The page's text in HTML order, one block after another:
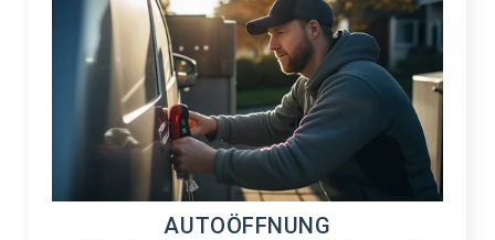
AUTOÖFFNUNG